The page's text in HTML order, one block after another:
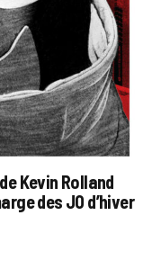
Kevin Rolland
des JO d’hiver